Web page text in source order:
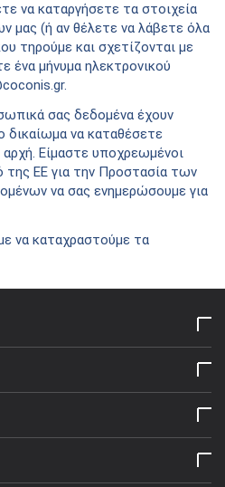
να καταργήσετε τα στοιχεία
μας (ή αν θέλετε να λάβετε όλα
τηρούμε και σχετίζονται με
ένα μήνυμα ηλεκτρονικού
σας δεδομένα έχουν
δικαίωμα να καταθέσετε
Είμαστε υποχρεωμένοι
ΕΕ για την Προστασία των
να σας ενημερώσουμε για
να καταχραστούμε τα